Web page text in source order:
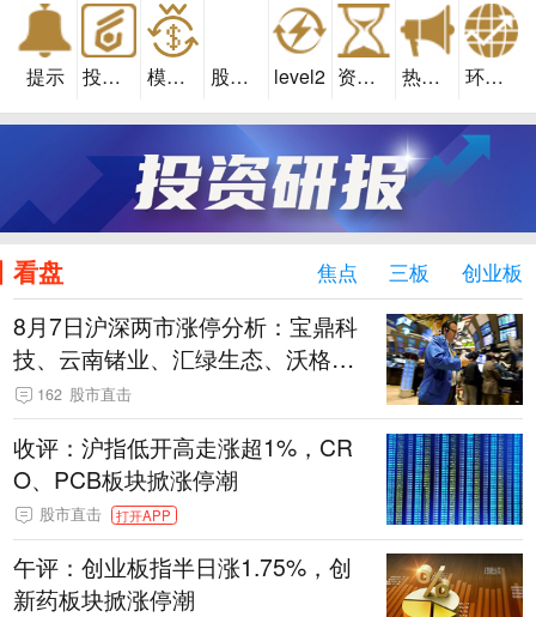
提示 投资易 模拟交易 股市汇 level2 资金流向 热点板块 环球股指
看盘 焦点 三板 创业板
8月7日沪深两市涨停分析：宝鼎科
技、云南锗业、汇绿生态、沃格光
电、百花医药均4连板
162 股市直击
收评：沪指低开高走涨超1%，CR
O、PCB板块掀涨停潮
股市直击 打开APP
午评：创业板指半日涨1.75%，创
新药板块掀涨停潮